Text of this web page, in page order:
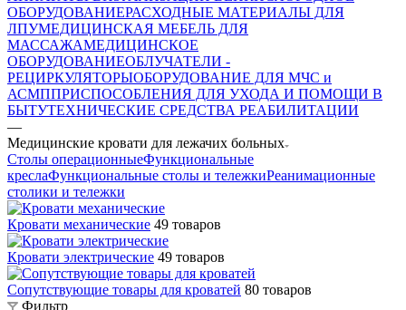
ОБОРУДОВАНИЕРАСХОДНЫЕ МАТЕРИАЛЫ ДЛЯ
ЛПУМЕДИЦИНСКАЯ МЕБЕЛЬ ДЛЯ
МАССАЖАМЕДИЦИНСКОЕ
ОБОРУДОВАНИЕОБЛУЧАТЕЛИ -
РЕЦИРКУЛЯТОРЫОБОРУДОВАНИЕ ДЛЯ МЧС и
АСМППРИСПОСОБЛЕНИЯ ДЛЯ УХОДА И ПОМОЩИ В
БЫТУТЕХНИЧЕСКИЕ СРЕДСТВА РЕАБИЛИТАЦИИ
—
Медицинские кровати для лежачих больных
Столы операционныеФункциональные
креслаФункциональные столы и тележкиРеанимационные
столики и тележки
Кровати механические 49 товаров
Кровати электрические 49 товаров
Сопутствующие товары для кроватей 80 товаров
Фильтр